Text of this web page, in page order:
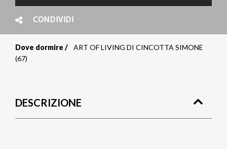
CONDIVIDI
Briciole
pane
Dove dormire
ART OF LIVING DI CINCOTTA SIMONE
(67)
DESCRIZIONE